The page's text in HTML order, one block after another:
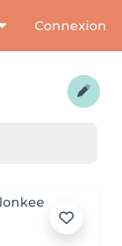
Connexion